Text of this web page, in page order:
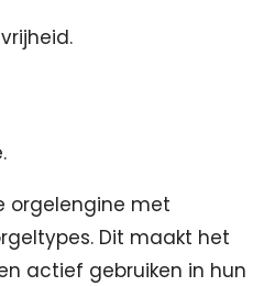
orgelengine met
Dit maakt het
actief gebruiken in hun